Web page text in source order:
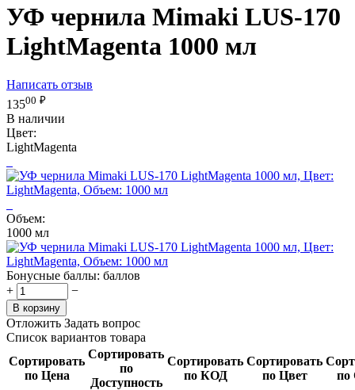
УФ чернила Mimaki LUS-170
LightMagenta 1000 мл
Написать отзыв
13500 ₽
В наличии
Цвет:
LightMagenta
Объем:
1000 мл
Бонусные баллы: баллов
+
−
В корзину
Отложить Задать вопрос
Список вариантов товара
Сортировать
по Цена
Сортировать
по
Доступность
Сортировать
по КОД
Сортировать
по Цвет
по